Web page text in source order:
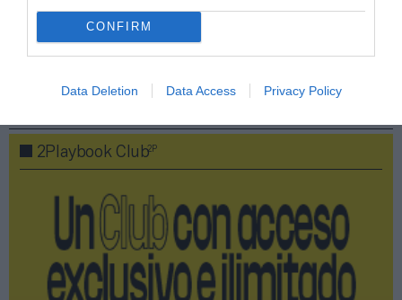
CONFIRM
Data Deletion Data Access Privacy Policy
Tour de Francia
Publicidad
2Playbook Club2P